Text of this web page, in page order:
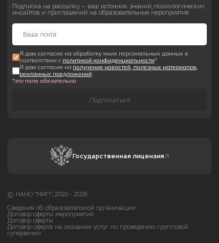
Подписка на рассылку — ваш источник знаний, психологических
инсайтов и приглашений на образовательные мероприятия
Я даю согласие на обработку моих персональных данных в
соответствии с политикой конфиденциальности*
Я даю согласие на получение новостей, полезных материалов,
рекламных предложений
*это поле обязательно
Подписаться
Государственная лицензия
© НАНО "МИП", 2020 - 2026
Сведения об образовательной организации
Договор оферты мероприятий
Договор оферты
Договор-оферта на оказание услуг по проведению групповой
супервизии